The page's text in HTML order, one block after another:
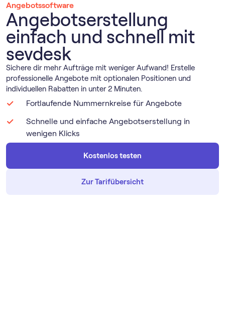
Angebotssoftware
Angebotserstellung
einfach und schnell mit
sevdesk
Sichere dir mehr Aufträge mit weniger Aufwand! Erstelle
professionelle Angebote mit optionalen Positionen und
individuellen Rabatten in unter 2 Minuten.
Fortlaufende Nummernkreise für Angebote
Schnelle und einfache Angebotserstellung in
wenigen Klicks
Kostenlos testen
Zur Tarifübersicht